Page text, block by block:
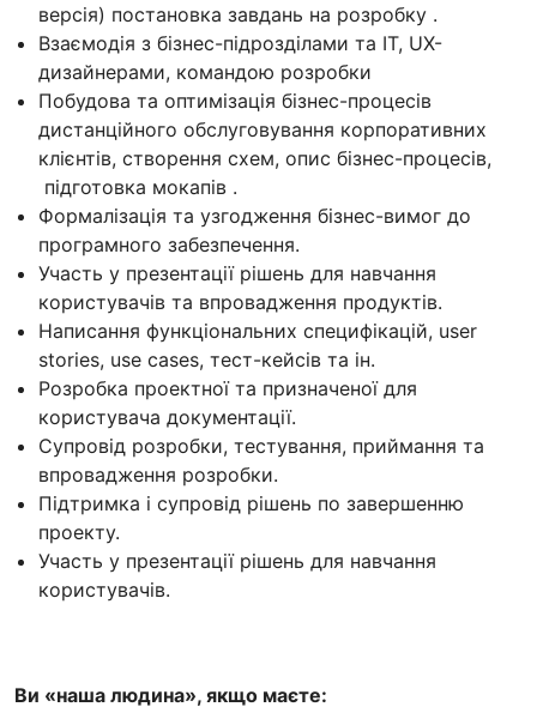
версія) постановка завдань на розробку .
Взаємодія з бізнес-підрозділами та ІТ, UX-
дизайнерами, командою розробки
Побудова та оптимізація бізнес-процесів
дистанційного обслуговування корпоративних
клієнтів, створення схем, опис бізнес-процесів,
підготовка мокапів .
Формалізація та узгодження бізнес-вимог до
програмного забезпечення.
Участь у презентації рішень для навчання
користувачів та впровадження продуктів.
Написання функціональних специфікацій, user
stories, use cases, тест-кейсів та ін.
Розробка проектної та призначеної для
користувача документації.
Супровід розробки, тестування, приймання та
впровадження розробки.
Підтримка і супровід рішень по завершенню
проекту.
Участь у презентації рішень для навчання
користувачів.
Ви «наша людина», якщо маєте: